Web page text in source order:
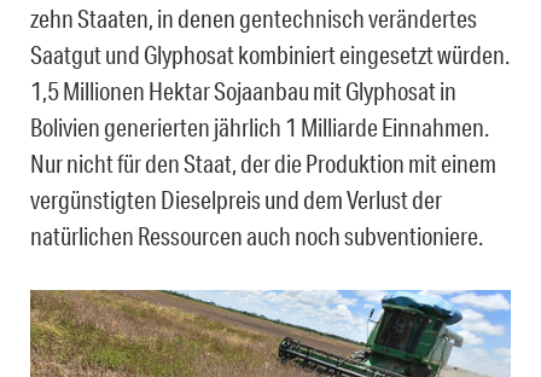
zehn Staaten, in denen gentechnisch verändertes
Saatgut und Glyphosat kombiniert eingesetzt würden.
1,5 Millionen Hektar Sojaanbau mit Glyphosat in
Bolivien generierten jährlich 1 Milliarde Einnahmen.
Nur nicht für den Staat, der die Produktion mit einem
vergünstigten Dieselpreis und dem Verlust der
natürlichen Ressourcen auch noch subventioniere.